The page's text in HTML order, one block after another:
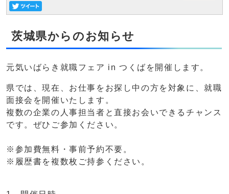
茨城県からのお知らせ
元気いばらき就職フェア in つくばを開催します。
県では、現在、お仕事をお探し中の方を対象に、就職
面接会を開催いたします。
複数の企業の人事担当者と直接お会いできるチャンス
です。ぜひご参加ください。
※参加費無料・事前予約不要。
※履歴書を複数枚ご持参ください。